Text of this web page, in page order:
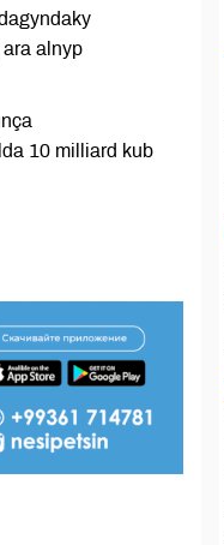
alnyp
10 milliard kub